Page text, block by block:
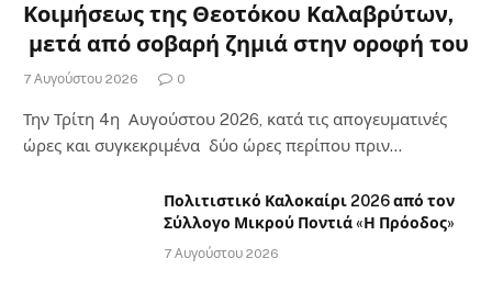
Κοιμήσεως της Θεοτόκου Καλαβρύτων,
μετά από σοβαρή ζημιά στην οροφή του
7 Αυγούστου 2026 0
Την Τρίτη 4η Αυγούστου 2026, κατά τις απογευματινές
ώρες και συγκεκριμένα δύο ώρες περίπου πριν…
Πολιτιστικό Καλοκαίρι 2026 από τον
Σύλλογο Μικρού Ποντιά «Η Πρόοδος»
7 Αυγούστου 2026